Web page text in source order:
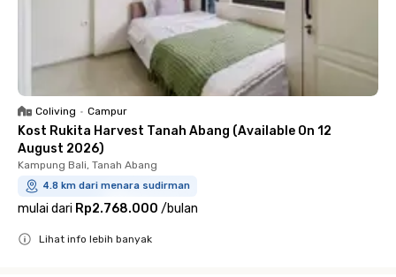
Coliving • Campur
Kost Rukita Harvest Tanah Abang (Available On 12
August 2026)
Kampung Bali, Tanah Abang
4.8 km dari menara sudirman
mulai dari Rp2.768.000 /bulan
Lihat info lebih banyak